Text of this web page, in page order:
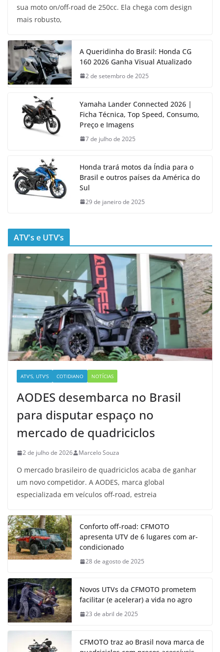
sua moto on/off-road de 250cc. Ela chega com design
mais robusto,
A Queridinha do Brasil: Honda CG
160 2026 Ganha Visual Atualizado
2 de setembro de 2025
Yamaha Lander Connected 2026 |
Ficha Técnica, Top Speed, Consumo,
Preço e Imagens
7 de julho de 2025
Honda trará motos da Índia para o
Brasil e outros países da América do
Sul
29 de janeiro de 2025
ATV’s e UTV’s
ATV'S, UTV'S COTIDIANO NOTÍCIAS
AODES desembarca no Brasil
para disputar espaço no
mercado de quadriciclos
2 de julho de 2026 Marcelo Souza
O mercado brasileiro de quadriciclos acaba de ganhar
um novo competidor. A AODES, marca global
especializada em veículos off-road, estreia
Conforto off-road: CFMOTO
apresenta UTV de 6 lugares com ar-
condicionado
28 de agosto de 2025
Novos UTVs da CFMOTO prometem
facilitar (e acelerar) a vida no agro
23 de abril de 2025
CFMOTO traz ao Brasil nova marca de